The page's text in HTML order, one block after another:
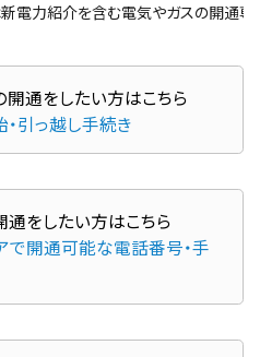
電力紹介を含む電気やガスの開通専
通をしたい方はこちら
引っ越し手続き
をしたい方はこちら
で開通可能な電話番号・手